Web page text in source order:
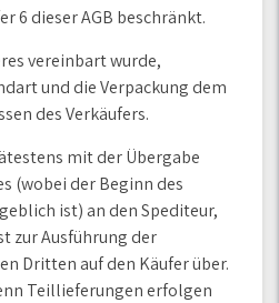
6 dieser AGB beschränkt.
vereinbart wurde,
und die Verpackung dem
des Verkäufers.
mit der Übergabe
(wobei der Beginn des
ist) an den Spediteur,
zur Ausführung der
Dritten auf den Käufer über.
Teillieferungen erfolgen